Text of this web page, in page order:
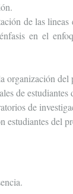
de las
en el
organización del
de estudiantes
de
estudiantes del